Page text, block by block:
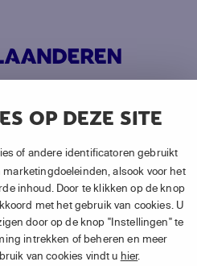
OP DEZE SITE
of andere identificatoren gebruikt
alsook voor het
inhoud. Door te klikken op de knop
met het gebruik van cookies. U
door op de knop "Instellingen" te
intrekken of beheren en meer
van cookies vindt u hier.
voorbehouden.
Albert Borschette 4, L-1246
: B 87.905 -
10001269/3